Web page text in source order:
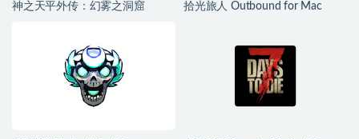
神之天平外传：幻雾之洞窟
拾光旅人 Outbound for Mac